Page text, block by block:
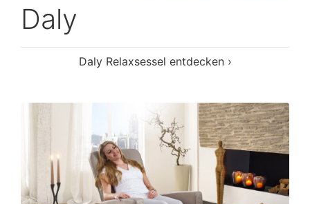
Daly
Daly Relaxsessel entdecken ›